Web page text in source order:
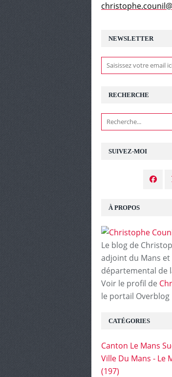
NEWSLETTER
SUIVEZ-MOI
RECHERCHE
À PROPOS
Le blog de
adjoint du Mans et
départemental de
Voir le profil de
le portail Overblog
CATÉGORIES
Canton Le Mans
Ville Du Mans - Le
(197)